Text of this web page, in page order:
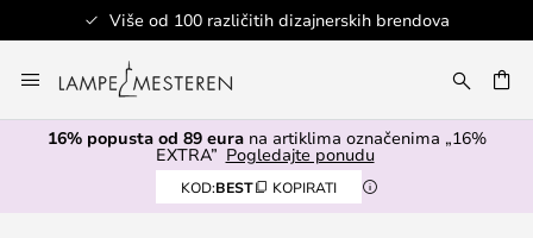
Više od 100 različitih dizajnerskih brendova
to
Content
16% popusta od 89 eurana artiklima označenima „16%
EXTRA” Pogledajte ponudu
KOD:BEST KOPIRATI